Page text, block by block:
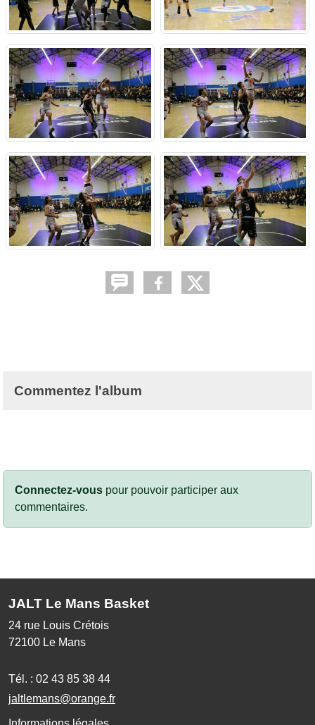
Commentez l'album
Connectez-vous pour pouvoir participer aux
commentaires.
JALT Le Mans Basket
24 rue Louis Crétois
72100 Le Mans
Tél. : 02 43 85 38 44
jaltlemans@orange.fr